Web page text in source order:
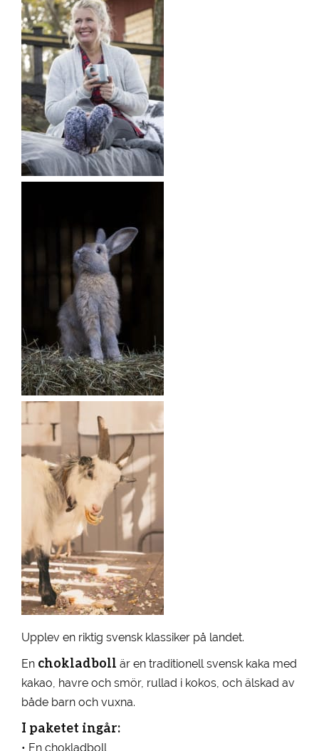
Upplev en riktig svensk klassiker på landet.
En chokladboll är en traditionell svensk kaka med
kakao, havre och smör, rullad i kokos, och älskad av
både barn och vuxna.
I paketet ingår:
• En chokladboll